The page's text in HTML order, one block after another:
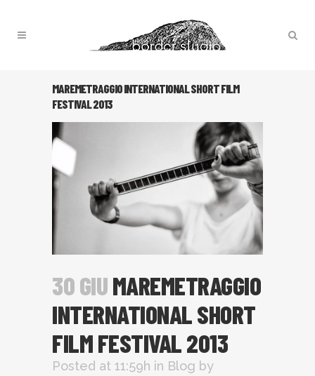
MAREMETRAGGIO INTERNATIONAL SHORT FILM
FESTIVAL 2013
30 GIUMAREMETRAGGIO
INTERNATIONAL SHORT
FILM FESTIVAL 2013
Posted at 11:59h in Blog by